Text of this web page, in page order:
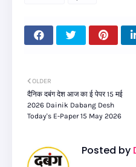
OLDER
दैनिक दबंग देश आज का ई पेपर 15 मई
2026 Dainik Dabang Desh
Today's E-Paper 15 May 2026
Posted by